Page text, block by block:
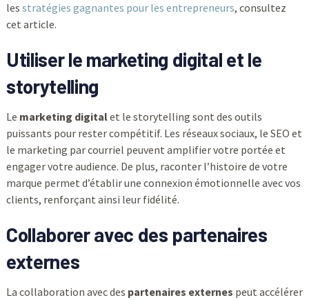
les stratégies gagnantes pour les entrepreneurs, consultez
cet article.
Utiliser le marketing digital et le
storytelling
Le marketing digitalet le storytelling sont des outils
puissants pour rester compétitif. Les réseaux sociaux, le SEO et
le marketing par courriel peuvent amplifier votre portée et
engager votre audience. De plus, raconter l’histoire de votre
marque permet d’établir une connexion émotionnelle avec vos
clients, renforçant ainsi leur fidélité.
Collaborer avec des partenaires
externes
La collaboration avec des partenaires externes peut accélérer